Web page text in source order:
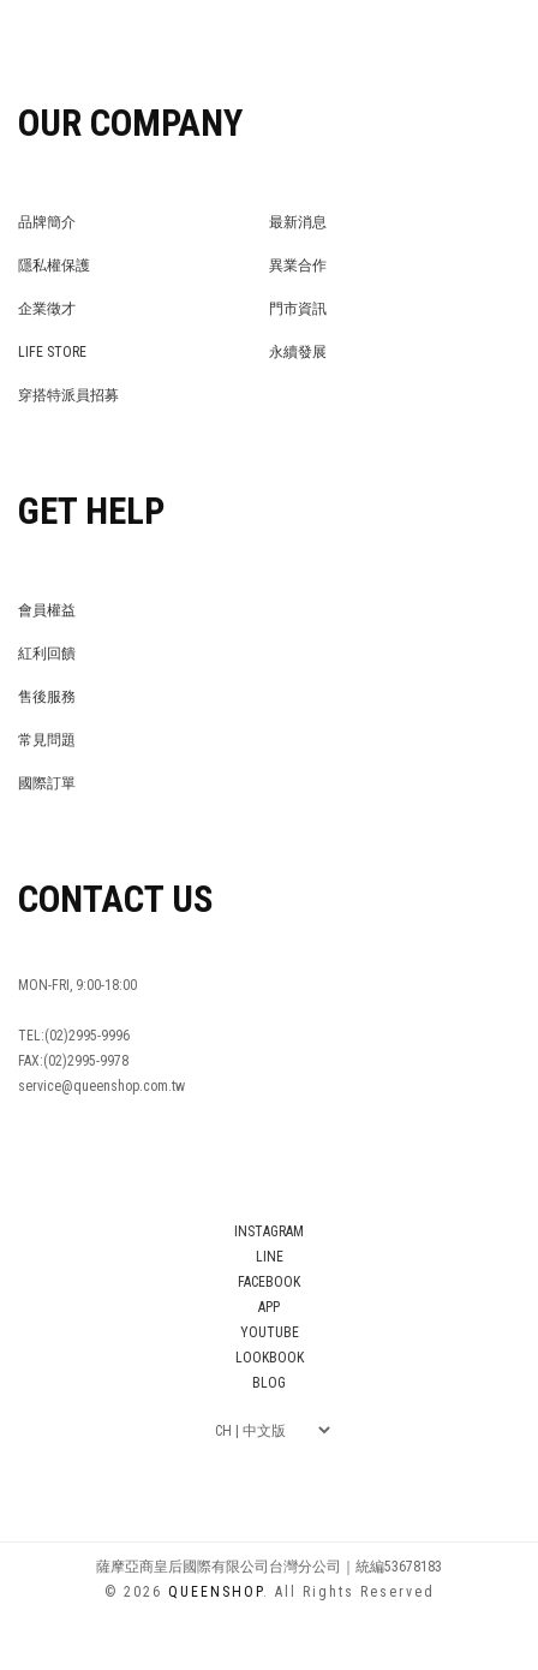
OUR COMPANY
品牌簡介
最新消息
隱私權保護
異業合作
企業徵才
門市資訊
LIFE STORE
永續發展
穿搭特派員招募
GET HELP
會員權益
紅利回饋
售後服務
常見問題
國際訂單
CONTACT US
MON-FRI, 9:00-18:00
TEL:(02)2995-9996
FAX:(02)2995-9978
service@queenshop.com.tw
INSTAGRAM
LINE
FACEBOOK
APP
YOUTUBE
LOOKBOOK
BLOG
薩摩亞商皇后國際有限公司台灣分公司｜統編53678183
© 2026 QUEENSHOP. All Rights Reserved